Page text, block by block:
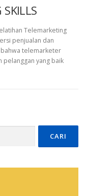
Telemarketing
penjualan dan
bahwa telemarketer
pelanggan yang baik